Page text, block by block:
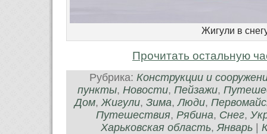
Жигули в
Прочитать остальную
Рубрика: Конструкции и
пункты, Новости, Пейзажи,
Дом, Жигули, Зима,Люди,
Путешествия, Рябина, Снег,
Харьковская область, Январь |